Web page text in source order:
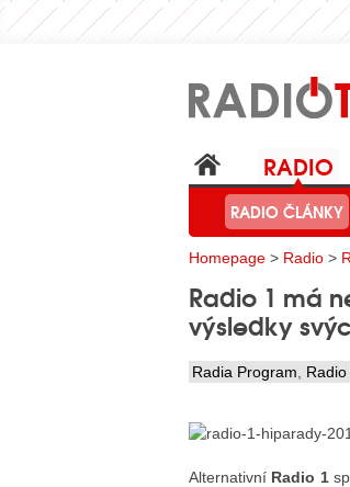
RADIO
RADIO ČLÁNKY
Homepage > Radio >
Radio 1 má
výsledky
Radia Program Radio
Alternativní Radio 1